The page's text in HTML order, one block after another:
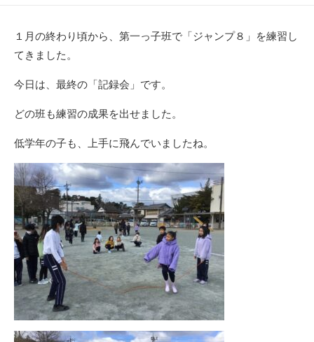
１月の終わり頃から、第一っ子班で「ジャンプ８」を練習し
てきました。
今日は、最終の「記録会」です。
どの班も練習の成果を出せました。
低学年の子も、上手に飛んでいましたね。